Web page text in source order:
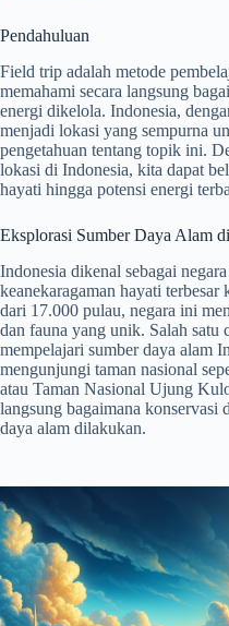
Pendahuluan
Field trip adalah metode
memahami secara langsung
energi dikelola. Indonesia,
menjadi lokasi yang sempurna
pengetahuan tentang topik ini.
lokasi di Indonesia, kita dapat
hayati hingga potensi energi
Eksplorasi Sumber Daya Alam
Indonesia dikenal sebagai
keanekaragaman hayati
dari 17.000 pulau, negara ini
dan fauna yang unik. Salah satu
mempelajari sumber daya alam
mengunjungi taman nasional
atau Taman Nasional Ujung
langsung bagaimana konservasi
daya alam dilakukan.